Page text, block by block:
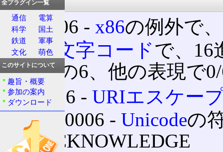
情報処理
例外06 ‐ x86の例外で
06 ‐ 文字コードで、16
進数の6、他の表現で
%06 ‐ URIエスケー
U+0006 ‐ Unicodeの
ACKNOWLEDGE
全プラグイン一覧
通信
電算
科学
国土
鉄道
軍事
文化
萌色
このサイトについて
趣旨・概要
参加の案内
ダウンロード